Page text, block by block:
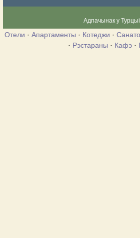
Адпачынак у Турцыі
Отели · Апартаменты · Котеджи ·
· Рэстараны · Кафэ·